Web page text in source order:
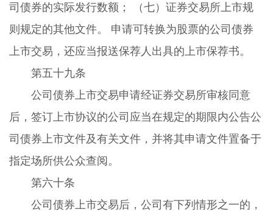
司债券的实际发行数额； （七）证券交易所上市规
则规定的其他文件。 申请可转换为股票的公司债券
上市交易，还应当报送保荐人出具的上市保荐书。
第五十九条
公司债券上市交易申请经证券交易所审核同意
后，签订上市协议的公司应当在规定的期限内公告公
司债券上市文件及有关文件，并将其申请文件置备于
指定场所供公众查阅。
第六十条
公司债券上市交易后，公司有下列情形之一的，